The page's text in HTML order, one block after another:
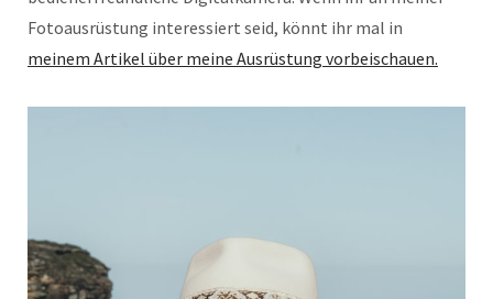
Fotoausrüstung interessiert seid, könnt ihr mal in
meinem Artikel über meine Ausrüstung vorbeischauen.